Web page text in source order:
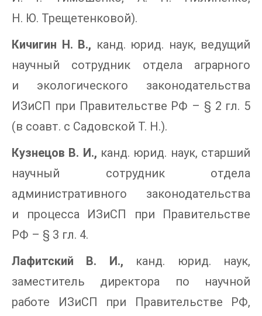
Н. Ю. Трещетенковой).
Кичигин Н. В., канд. юрид. наук, ведущий
научный сотрудник отдела аграрного
и экологического законодательства
ИЗиСП при Правительстве РФ – § 2 гл. 5
(в соавт. с Садовской Т. Н.).
Кузнецов В. И., канд. юрид. наук, старший
научный сотрудник отдела
административного законодательства
и процесса ИЗиСП при Правительстве
РФ – § 3 гл. 4.
Лафитский В. И., канд. юрид. наук,
заместитель директора по научной
работе ИЗиСП при Правительстве РФ,